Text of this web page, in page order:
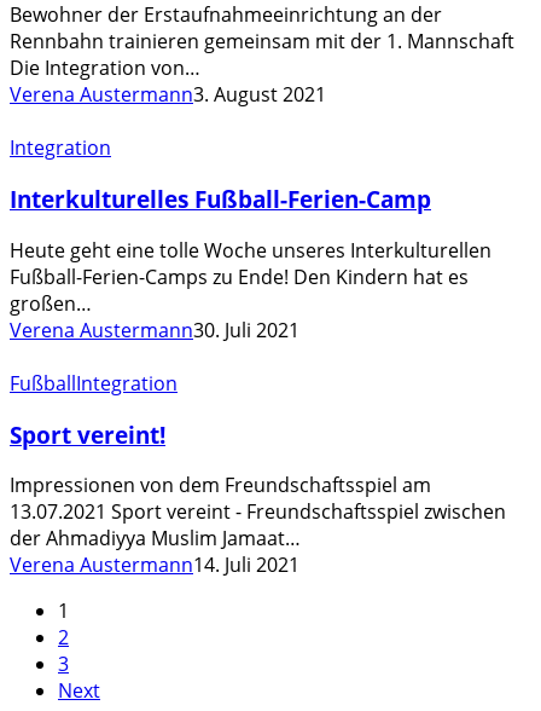
Bewohner der Erstaufnahmeeinrichtung an der
Rennbahn trainieren gemeinsam mit der 1. Mannschaft
Die Integration von…
Verena Austermann3. August 2021
Interkulturelles
Ferien-
Integration
Interkulturelles Fußball-Ferien-Camp
Heute geht eine tolle Woche unseres Interkulturellen
Fußball-Ferien-Camps zu Ende! Den Kindern hat es
großen…
Verena Austermann30. Juli 2021
Sport
FußballIntegration
Sport vereint!
Impressionen von dem Freundschaftsspiel am
13.07.2021 Sport vereint - Freundschaftsspiel zwischen
der Ahmadiyya Muslim Jamaat…
Verena Austermann14. Juli 2021
1
2
3
Next